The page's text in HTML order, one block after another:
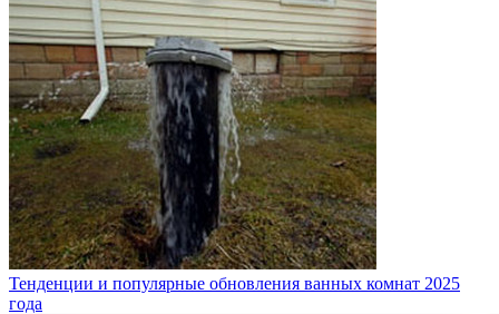
Тенденции и популярные обновления ванных комнат 2025
года